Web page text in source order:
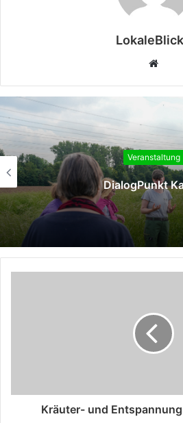
Veranstaltung
DialogPunkt
Kräuter- und